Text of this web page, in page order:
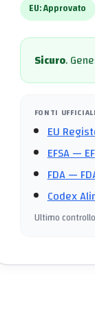
EU:Approvato
Sicuro.
FONTI UFFICIALI
EU
EFSA—
FDA—
Codex
Ultimo controllo